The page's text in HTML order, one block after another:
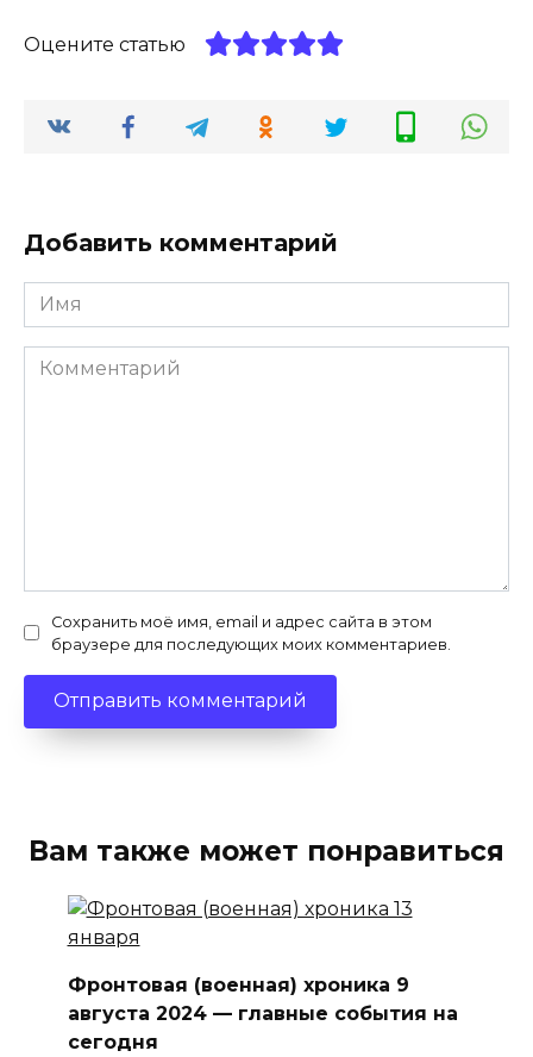
Оцените статью
Добавить комментарий
Имя
*
Комментарий
Сохранить моё имя, email и адрес сайта в этом
браузере для последующих моих комментариев.
Вам также может понравиться
Фронтовая (военная) хроника 9
августа 2024 — главные события на
сегодня